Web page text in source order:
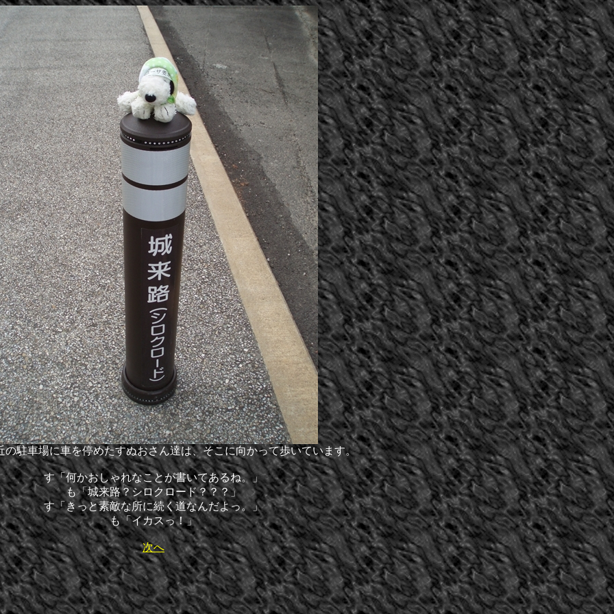
の駐車場に車を停めたすぬおさん達は、そこに向かって歩いています。
す「何かおしゃれなことが書いてあるね。」
も「城来路？シロクロード？？？」
す「きっと素敵な所に続く道なんだよっ。」
も「イカスっ！」
次へ